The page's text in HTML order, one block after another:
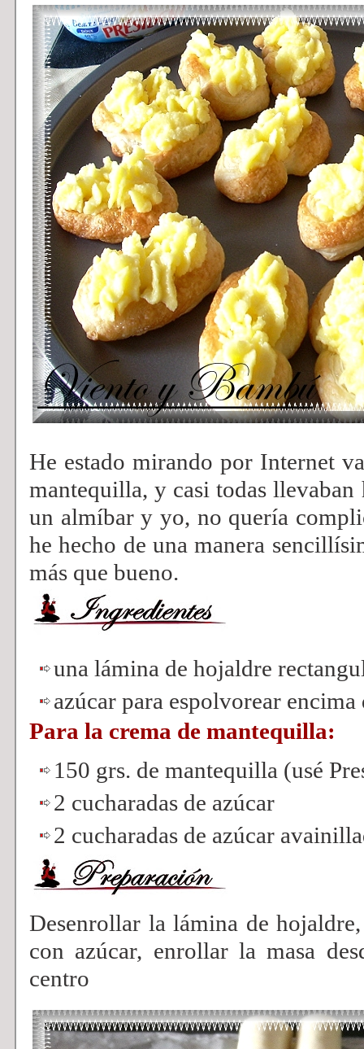
He estado mirando por Internet
mantequilla, y casi todas llevaban
un almíbar y yo, no quería
he hecho de una manera
más que bueno.
una lámina de hojaldre
azúcar para espolvorear
Para la crema de mantequilla:
150 grs. de mantequilla (usé
2 cucharadas de azúcar
2 cucharadas de azúcar
Desenrollar la lámina de
con azúcar, enrollar la masa
centro